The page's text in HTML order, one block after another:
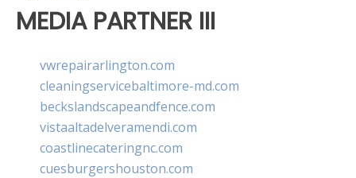
MEDIA PARTNER III
vwrepairarlington.com
cleaningservicebaltimore-md.com
beckslandscapeandfence.com
vistaaltadelveramendi.com
coastlinecateringnc.com
cuesburgershouston.com